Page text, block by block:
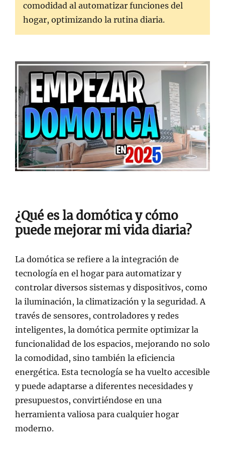
comodidad al automatizar funciones del
hogar, optimizando la rutina diaria.
¿Qué es la domótica y cómo
puede mejorar mi vida diaria?
La domótica se refiere a la integración de
tecnología en el hogar para automatizar y
controlar diversos sistemas y dispositivos, como
la iluminación, la climatización y la seguridad. A
través de sensores, controladores y redes
inteligentes, la domótica permite optimizar la
funcionalidad de los espacios, mejorando no solo
la comodidad, sino también la eficiencia
energética. Esta tecnología se ha vuelto accesible
y puede adaptarse a diferentes necesidades y
presupuestos, convirtiéndose en una
herramienta valiosa para cualquier hogar
moderno.